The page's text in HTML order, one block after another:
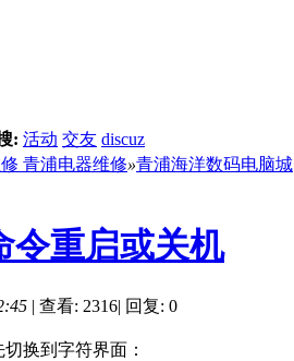
: 活动 交友 discuz
青浦电器维修»青浦海洋数码电脑城
令重启或关机
| 查看: 2316| 回复: 0
换到字符界面：